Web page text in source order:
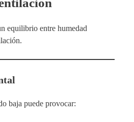
equilibrio entre humedad
baja puede provocar: